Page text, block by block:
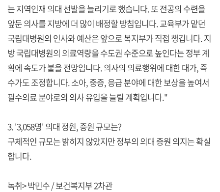
는 지역인재 의대 선발을 늘리기로 했습니다. 또 전공의 수련을
앞둔 의사를 지방에 더 많이 배정할 방침입니다. 교육부가 맡던
국립대병원의 인사와 예산은 앞으로 복지부가 직접 챙깁니다. 지
방 국립대병원의 의료역량을 수도권 수준으로 높인다는 정부 계
획에 속도가 붙을 전망입니다. 의사의 의료행위에 대한 대가, 즉
수가도 조정합니다. 소아, 중증, 응급 분야에 대한 보상을 높여서
필수의료 분야로의 의사 유입을 늘릴 계획입니다."
3. '3,058명' 의대 정원, 증원 규모는?
구체적인 규모는 밝히지 않았지만 정부의 의대 증원 의지는 확실
합니다.
녹취> 박민수 / 보건복지부 2차관